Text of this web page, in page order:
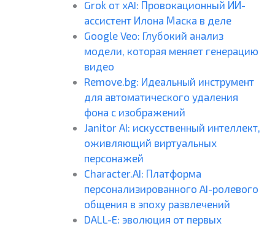
Grok от xAI: Провокационный ИИ-
ассистент Илона Маска в деле
Google Veo: Глубокий анализ
модели, которая меняет генерацию
видео
Remove.bg: Идеальный инструмент
для автоматического удаления
фона с изображений
Janitor AI: искусственный интеллект,
оживляющий виртуальных
персонажей
Character.AI: Платформа
персонализированного AI-ролевого
общения в эпоху развлечений
DALL-E: эволюция от первых